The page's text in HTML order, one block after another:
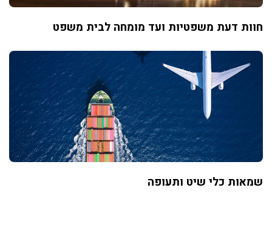
חוות דעת משפטיות ועד מומחה לבית משפט
שמאות כלי שיט ותעופה